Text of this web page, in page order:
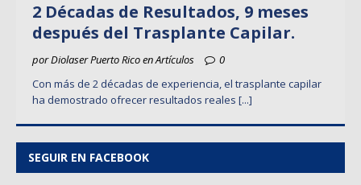
2 Décadas de Resultados, 9 meses
después del Trasplante Capilar.
por Diolaser Puerto Rico en Artículos
0
Con más de 2 décadas de experiencia, el trasplante capilar
ha demostrado ofrecer resultados reales [...]
SEGUIR EN FACEBOOK